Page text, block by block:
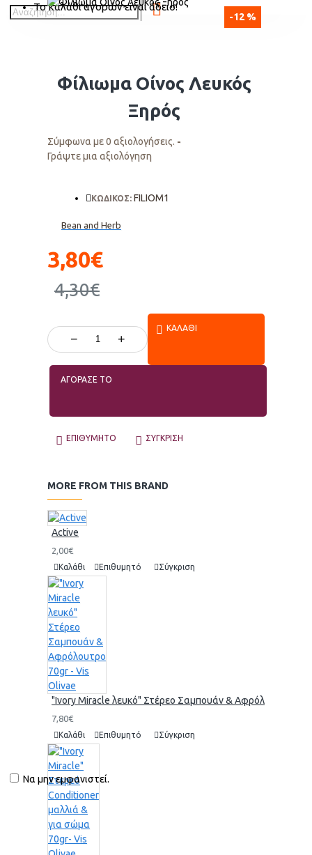
Να μην εμφανιστεί.
Το καλάθι αγορών είναι άδειο!
-12 %
Φίλιωμα Οίνος Λευκός
Ξηρός
Σύμφωνα με 0 αξιολογήσεις. -
Γράψτε μια αξιολόγηση
3,80€
4,30€
ΚΩΔΙΚΟΣ: FILIOM1
Bean and Herb
− +
ΚΑΛΆΘΙ
ΑΓΟΡΑΣΕ ΤΟ
ΕΠΙΘΥΜΗΤΌ ΣΎΓΚΡΙΣΗ
MORE FROM THIS BRAND
Active
2,00€
Καλάθι Επιθυμητό Σύγκριση
"Ivory Miracle λευκό" Στέρεο Σαμπουάν & Αφρόλουτρο
7,80€
Καλάθι Επιθυμητό Σύγκριση